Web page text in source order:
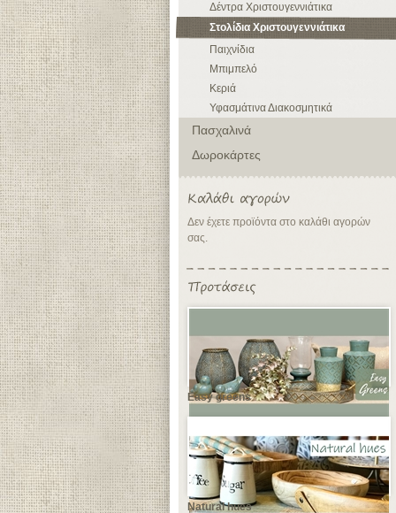
Δέντρα Χριστουγεννιάτικα
Στολίδια Χριστουγεννιάτικα
Παιχνίδια
Μπιμπελό
Κεριά
Υφασμάτινα Διακοσμητικά
Πασχαλινά
Δωροκάρτες
Δεν έχετε προϊόντα στο καλάθι αγορών
σας.
Easy greens
Natural hues